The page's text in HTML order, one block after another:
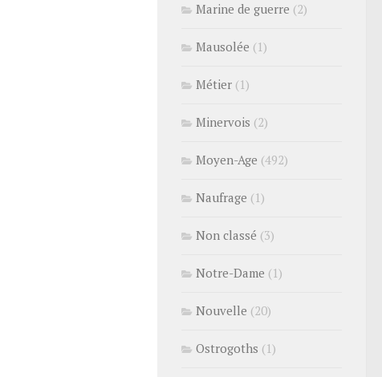
Marine de guerre (2)
Mausolée (1)
Métier (1)
Minervois (2)
Moyen-Age (492)
Naufrage (1)
Non classé (3)
Notre-Dame (1)
Nouvelle (20)
Ostrogoths (1)